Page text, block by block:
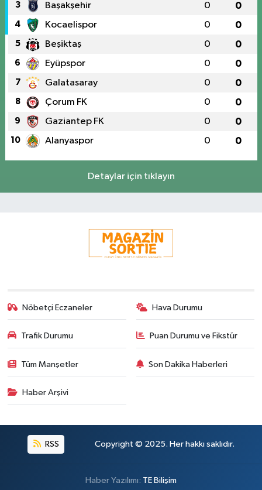
3 Başakşehir 0 0
4 Kocaelispor 0 0
5 Beşiktaş 0 0
6 Eyüpspor 0 0
7 Galatasaray 0 0
8 Çorum FK 0 0
9 Gaziantep FK 0 0
10 Alanyaspor 0 0
Detaylar için tıklayın
Nöbetçi Eczaneler Hava Durumu
Trafik Durumu Puan Durumu ve Fikstür
Tüm Manşetler Son Dakika Haberleri
Haber Arşivi
RSS Copyright © 2025. Her hakkı saklıdır.
Haber Yazılımı: TE Bilişim